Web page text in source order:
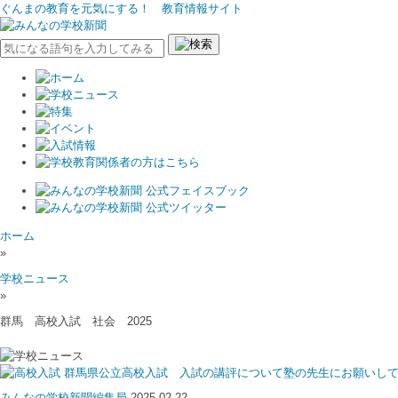
ぐんまの教育を元気にする！ 教育情報サイト
ホーム
»
学校ニュース
»
群馬 高校入試 社会 2025
群馬県公立高校入試 入試の講評について塾の先生にお願いし